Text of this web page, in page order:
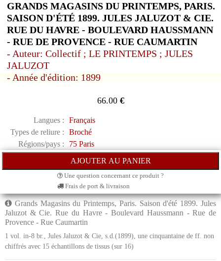
GRANDS MAGASINS DU PRINTEMPS, PARIS.
SAISON D'ÉTÉ 1899. JULES JALUZOT & CIE.
RUE DU HAVRE - BOULEVARD HAUSSMANN
- RUE DE PROVENCE - RUE CAUMARTIN
- Auteur: Collectif ; LE PRINTEMPS ; JULES
JALUZOT
- Année d'édition: 1899
66.00€
Langues :
Français
Types de reliure :
Broché
Régions/pays :
75 Paris
Une question concernant ce produit ?
Frais de port & livraison
Grands Magasins du Printemps, Paris. Saison d'été 1899. Jules
Jaluzot & Cie. Rue du Havre - Boulevard Haussmann - Rue de
Provence - Rue Caumartin
1 vol. in-8 br., Jules Jaluzot & Cie, s.d.(1899), une cinquantaine de ff. non
chiffrés avec 15 échantillons de tissus (sur 16)